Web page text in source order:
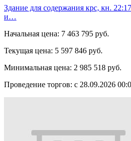
Здание для содержания крс, кн.
и…
Начальная цена: 7 463 795 руб.
Текущая цена: 5 597 846 руб.
Минимальная цена: 2 985 518 руб.
Проведение торгов: с 28.09.2026